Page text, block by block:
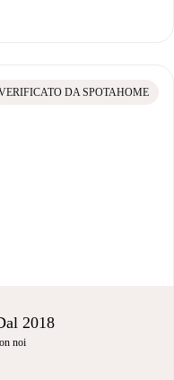
DA SPOTAHOME
2018
noi